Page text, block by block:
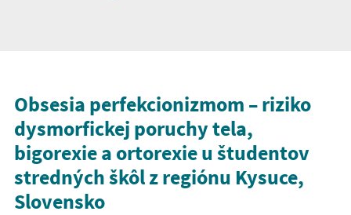
Obsesia perfekcionizmom – riziko
dysmorfickej poruchy tela,
bigorexie a ortorexie u študentov
stredných škôl z regiónu Kysuce,
Slovensko